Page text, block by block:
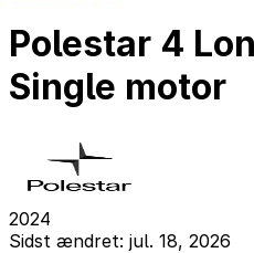
Polestar 4
Single motor
2024
Sidst ændret: jul. 18, 2026